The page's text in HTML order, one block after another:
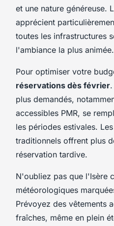
et une nature généreuse.
apprécient
toutes les infrastructures
l'ambiance la plus animée.
Pour optimiser votre
réservations dès février
plus demandés,
accessibles PMR, se
les périodes estivales.
traditionnels offrent plus
réservation tardive.
N'oubliez pas que l'Isère
météorologiques
Prévoyez des vêtements
fraîches, même en plein